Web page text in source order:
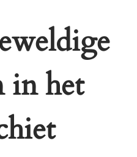
in het